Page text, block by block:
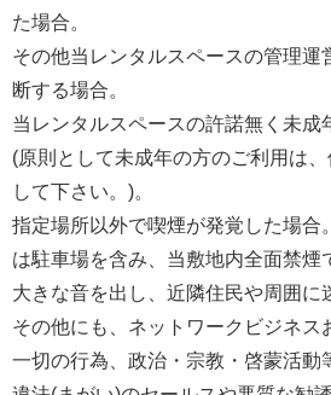
た場合。
その他当レンタルスペースの管理運
断する場合。
当レンタルスペースの許諾無く未成
(原則として未成年の方のご利用は
して下さい。)。
指定場所以外で喫煙が発覚した場合
は駐車場を含み、当敷地内全面禁煙
大きな音を出し、近隣住民や周囲に
その他にも、ネットワークビジネス
一切の行為、政治・宗教・啓蒙活動